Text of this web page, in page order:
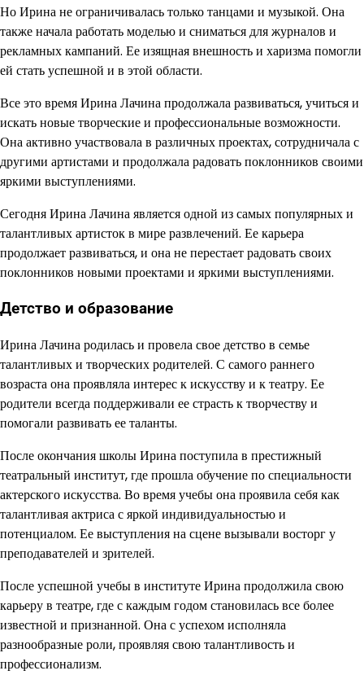
Но Ирина не ограничивалась только танцами и музыкой. Она
также начала работать моделью и сниматься для журналов и
рекламных кампаний. Ее изящная внешность и харизма помогли
ей стать успешной и в этой области.
Все это время Ирина Лачина продолжала развиваться, учиться и
искать новые творческие и профессиональные возможности.
Она активно участвовала в различных проектах, сотрудничала с
другими артистами и продолжала радовать поклонников своими
яркими выступлениями.
Сегодня Ирина Лачина является одной из самых популярных и
талантливых артисток в мире развлечений. Ее карьера
продолжает развиваться, и она не перестает радовать своих
поклонников новыми проектами и яркими выступлениями.
Детство и образование
Ирина Лачина родилась и провела свое детство в семье
талантливых и творческих родителей. С самого раннего
возраста она проявляла интерес к искусству и к театру. Ее
родители всегда поддерживали ее страсть к творчеству и
помогали развивать ее таланты.
После окончания школы Ирина поступила в престижный
театральный институт, где прошла обучение по специальности
актерского искусства. Во время учебы она проявила себя как
талантливая актриса с яркой индивидуальностью и
потенциалом. Ее выступления на сцене вызывали восторг у
преподавателей и зрителей.
После успешной учебы в институте Ирина продолжила свою
карьеру в театре, где с каждым годом становилась все более
известной и признанной. Она с успехом исполняла
разнообразные роли, проявляя свою талантливость и
профессионализм.